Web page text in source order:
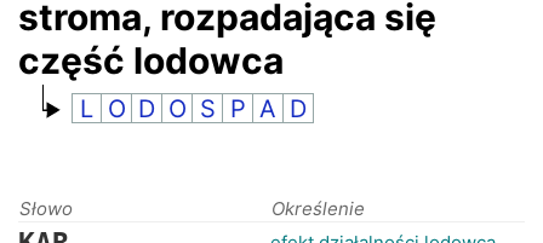
RANKINGI
stroma, rozpadająca się
część lodowca
L O D O S P A D
Słowo Określenie